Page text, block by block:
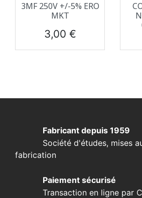
3ΜF 250V +/-5% ERO
MKT
Prix
3,00 €
Fabricant depuis 1959
Société d'études, mises
fabrication
Paiement sécurisé
Transaction en ligne par